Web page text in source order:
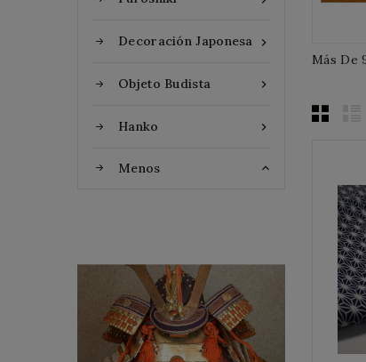

Decoración Japonesa

Objeto Budista

Hanko
Menos 
Flat Discount
Más De